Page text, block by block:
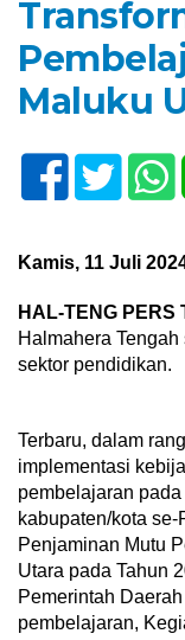
Maluku
Kamis, 11 Juli
HAL-TENG PERS
Halmahera
sektor pendidikan.
Terbaru, dalam
implementasi
pembelajaran
kabupaten/kota
Penjaminan Mutu
Utara pada Tahun
Pemerintah
pembelajaran,